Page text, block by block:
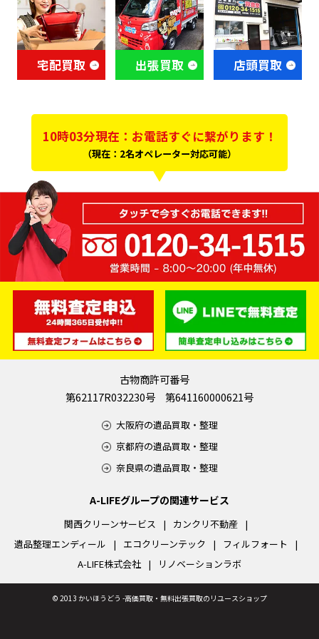
宅配買取 出張買取 店頭買取
10時03分現在：お電話すぐに繋がります！
（現在：2名オペレーター対応可能）
古物商許可番号
第62117R032230号 第641160000621号
大阪府の遺品買取・整理
京都府の遺品買取・整理
奈良県の遺品買取・整理
A-LIFEグループの関連サービス
関西クリーンサービス
カンクリ不動産
遺品整理エンディール
エコクリーンテック
フィルフォート
A-LIFE株式会社
リノベーションラボ
© 2013 かいほうどう -高価買取・無料出張買取のリユースショップ